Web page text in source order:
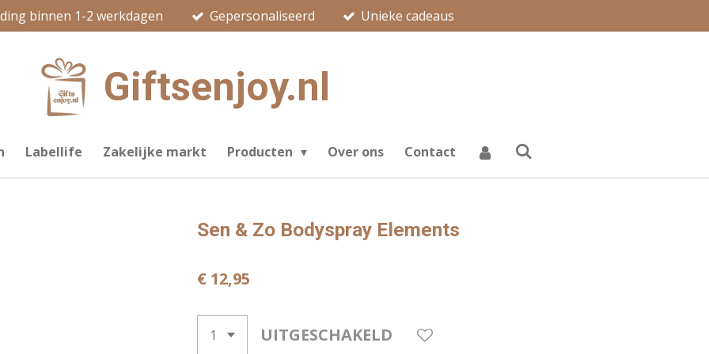
binnen 1-2 werkdagen Gepersonaliseerd Unieke cadeaus
Giftsenjoy.nl
Labellife Zakelijke markt Producten Over ons Contact
Sen & Zo Bodyspray Elements
€ 12,95
UITGESCHAKELD